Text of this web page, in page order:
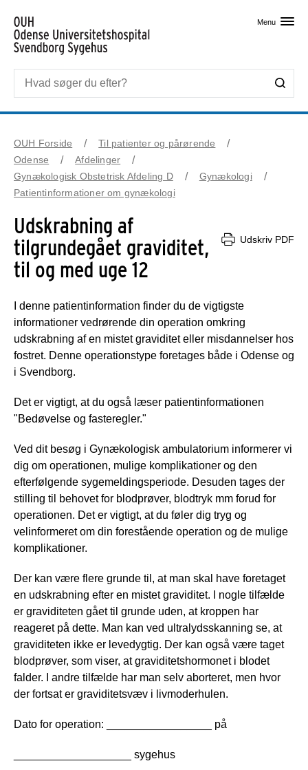
Menu
OUH Forside
Til patienter og pårørende
Odense
Afdelinger
Gynækologisk Obstetrisk Afdeling D
Gynækologi
Patientinformationer om gynækologi
Udskrabning af
tilgrundegået graviditet,
til og med uge 12
Udskriv PDF
I denne patientinformation finder du de vigtigste
informationer vedrørende din operation omkring
udskrabning af en mistet graviditet eller misdannelser hos
fostret. Denne operationstype foretages både i Odense og
i Svendborg.
Det er vigtigt, at du også læser patientinformationen
"Bedøvelse og fasteregler."
Ved dit besøg i Gynækologisk ambulatorium informerer vi
dig om operationen, mulige komplikationer og den
efterfølgende sygemeldingsperiode. Desuden tages der
stilling til behovet for blodprøver, blodtryk mm forud for
operationen. Det er vigtigt, at du føler dig tryg og
velinformeret om din forestående operation og de mulige
komplikationer.
Der kan være flere grunde til, at man skal have foretaget
en udskrabning efter en mistet graviditet. I nogle tilfælde
er graviditeten gået til grunde uden, at kroppen har
reageret på dette. Man kan ved ultralydsskanning se, at
graviditeten ikke er levedygtig. Der kan også være taget
blodprøver, som viser, at graviditetshormonet i blodet
falder. I andre tilfælde har man selv aborteret, men hvor
der fortsat er graviditetsvæv i livmoderhulen.
Dato for operation: _________________ på
___________________ sygehus